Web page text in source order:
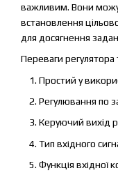
важливим. Вони
встановлення
для досягнення
Переваги
Простий у
Регулювання по
Керуючий вихід
Тип вхідного
Функція вхідної